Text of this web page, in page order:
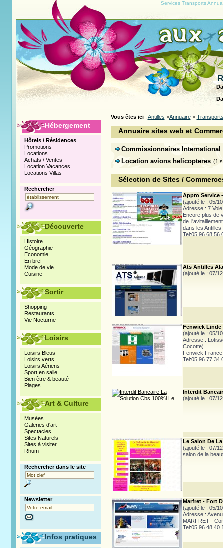
Services Transports
Vous êtes ici : Antilles >Annuaire> Transports
Annuaire sites web et
Commissionnaires International
Location avions helicopteres (1
Sélection de Sites /
Appro Service
(ajouté le : 05/
Adresse : 7
Encore plus de
de
dans les
Tel:05 96 68 56
Ats Antilles
(ajouté le : 07/
Fenwick Linde
(ajouté le : 05/
Adresse :
Cocotte)
Fenwick France
Tel:05 96 77 34
Interdit
(ajouté le : 07/
Le Salon De
(ajouté le : 07/
salon de la
Marfret - Fort
(ajouté le : 05/
Adresse :
MARFRET -
Tel:05 96 48 40
Hébergement
Hôtels / Résidences
Promotions
Locations
Achats / Ventes
Location Vacances
Locations Villas
Rechercher
Découverte
Histoire
Géographie
Economie
En bref
Mode de vie
Cuisine
Sortir
Shopping
Restaurants
Vie Nocturne
Loisirs
Loisirs Bleus
Loisirs verts
Loisirs Aériens
Sport en salle
Bien être & beauté
Plages
Art & Culture
Musées
Galeries d'art
Spectacles
Sites Naturels
Sites à visiter
Rhum
Rechercher dans le site
Newsletter
Infos pratiques